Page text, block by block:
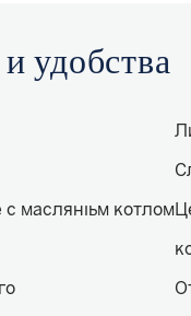
удобства
с масляным котлом